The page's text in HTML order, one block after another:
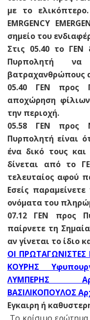
με το
EMRGENCY
σημείο του
Στις 05.40 το ΓΕΝ
Πυρπολητή
βατραχανθρώπους
05.40 ΓΕΝ προς
αποχώρηση
την περιοχή.
05.58 ΓΕΝ προς
Πυρπολητή είναι
ένα δικό τους
δίνεται από το
τελευταίος αφού
Εσείς
ονόματα του
07.12 ΓΕΝ προς
παίρνετε τη
αν γίνεται το ίδιο
OI
ΚΟΥΡΗΣ
ΛΥΜΠΕΡΗΣ
ΒΑΣΙΛΙΚΟΠΟΥΛΟΣ
Εγκαιρη ή